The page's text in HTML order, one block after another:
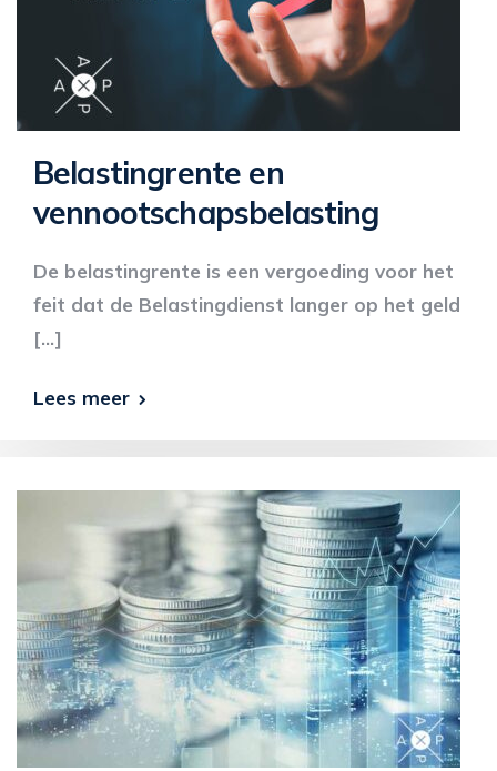
Belastingrente en
vennootschapsbelasting
De belastingrente is een vergoeding voor het
feit dat de Belastingdienst langer op het geld
[…]
Lees meer